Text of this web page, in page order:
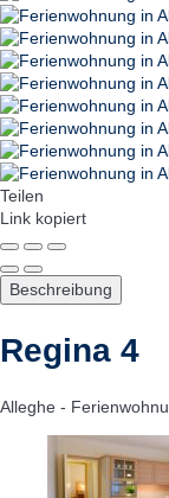
Teilen
Link kopiert
Beschreibung
Regina 4
Alleghe -